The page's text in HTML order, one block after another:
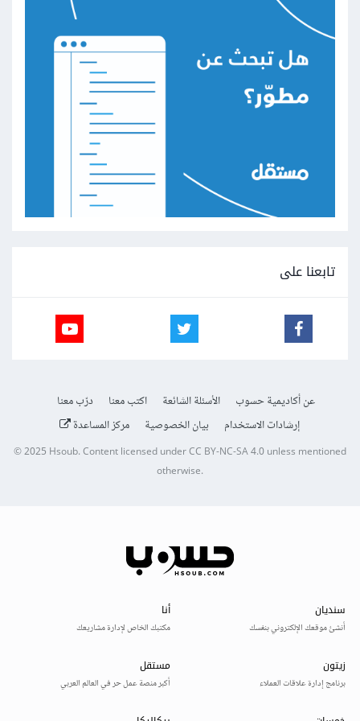
تابعنا على
عن أكاديمية حسوب الأسئلة الشائعة اكتب معنا
درّب معنا
إرشادات الاستخدام
بيان الخصوصية مركز المساعدة
© 2025Hsoub.Content licensed underCC BY-NC-SA 4.0unless mentioned
otherwise.